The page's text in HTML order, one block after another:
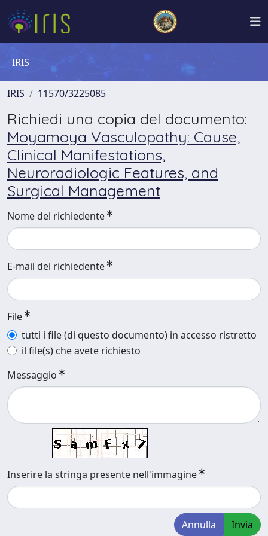
IRIS
IRIS 11570/3225085
Richiedi una copia del documento:
Moyamoya Vasculopathy: Cause,
Clinical Manifestations,
Neuroradiologic Features, and
Surgical Management
Nome del richiedente
E-mail del richiedente
File
tutti i file (di questo documento) in accesso ristretto
il file(s) che avete richiesto
Messaggio
Inserire la stringa presente nell'immagine
Annulla Invia